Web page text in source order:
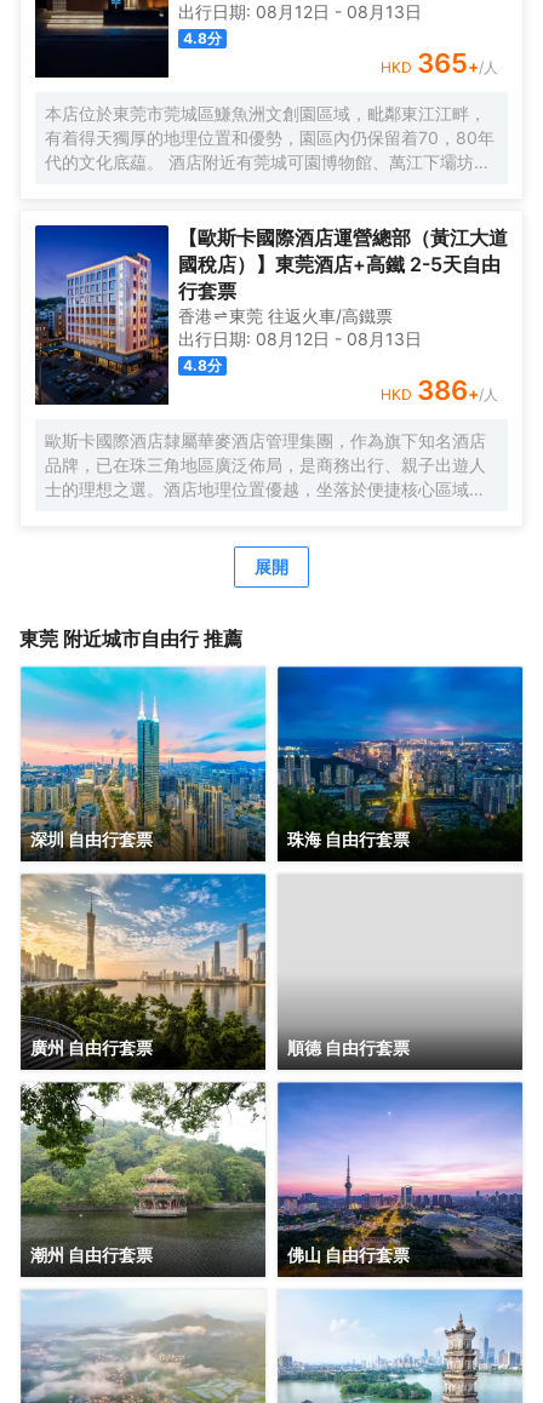
出行日期: 08月12日 - 08月13日
4.8分
HKD 365+/人
本店位於東莞市莞城區鰜魚洲文創園區域，毗鄰東江江畔，
有着得天獨厚的地理位置和優勢，園區內仍保留着70，80年
代的文化底藴。 酒店附近有莞城可園博物館、萬江下壩坊、
場、酒店周圍生活設施完善有眾多餐飲、休閒飲品店、出行
便利，吃喝玩樂一應俱全。 本店地理位置佳，希望創造「自
然感官主義風格」將當地文化特色和自然風景融入，是以“隱
逸於市”為主題的高端酒店，周邊綠樹成蔭、具有自然氣息，
酒店倡導貼心與質感兼具的服務態度，在每一個細節處給您
更親切的體驗，能真實地為客人提供一個親近自然的環境，
使客人在入住酒店後可以享受到獨特的體驗。 酒店內部裝飾
雅緻、臻於細節，擁有各類豪華客房共計多間，酒店客房內
配套設施一應俱全，三秒熱水淋浴花灑、智能家電、千兆光
纖無縫接入、wifi覆蓋。酒店同時配備地面停車場、智能機器
人送物、中西自助式早餐廳、多功能會議室、自助洗衣房及
寬敞的閲讀會友書吧等配套，為您提供一個自在、放鬆、休
的入住體驗與您隨行，是您商務及旅行出行的優質選擇。
【歐斯卡國際酒店運營總部（黃江大道
國稅店）】東莞酒店+高鐵 2-5天自由
行套票
香港 東莞 往返火車/高鐵票
出行日期: 08月12日 - 08月13日
4.8分
HKD 386+/人
歐斯卡國際酒店隸屬華麥酒店管理集團，作為旗下知名酒店
品牌，已在珠三角地區廣泛佈局，是商務出行、親子出遊人
士的理想之選。​酒店地理位置優越，坐落於便捷核心區域，
樟木頭高鐵站、大朗高鐵站、常平高鐵站近在咫尺，輕鬆實
現快速出行，無論是出差趕高鐵，還是開啟一場說走就走的
著名的觀音山旅遊風景區和隱賢山莊距離酒店不遠。賓客在
的寧靜與壯美，漫步山林，呼吸清新空氣，領略獨特的自然
風光和深厚的文化底藴；也能前往隱賢山莊，開啟一段歡樂
刺激的遊玩之旅，享受親子時光，體驗各種精彩的遊樂設
施。​此外，酒店還配備了一系列高品質的設施與服務，客房
温馨舒適，餐飲美味多樣，休閒娛樂設施一應俱全，致力於
為每一位入住的賓客打造舒適難忘的住宿體驗。選擇歐斯卡
國際酒店（星光城店），就是選擇便捷、舒適與歡樂
展開
東莞附近城市自由行 推薦
深圳 自由行套票 珠海 自由行套票
廣州 自由行套票 順德 自由行套票
潮州 自由行套票 佛山 自由行套票